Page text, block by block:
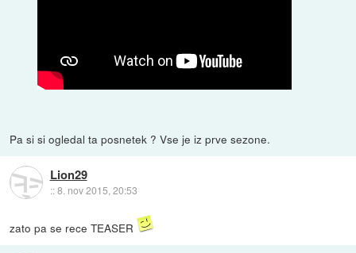
Pa si si ogledal ta posnetek ? Vse je iz prve sezone.
Lion29
::8. nov 2015, 20:53
zato pa se rece TEASER